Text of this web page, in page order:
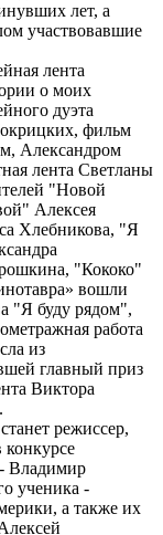
лет, а
участвовавшие
лента
о моих
дуэта
фильм
Александром
лента Светланы
"Новой
Алексея
Хлебникова, "Я
"Кококо"
вошли
"Я буду рядом",
работа
из
главный приз
Виктора
режиссер,
конкурсе
Владимир
ученика -
а также их